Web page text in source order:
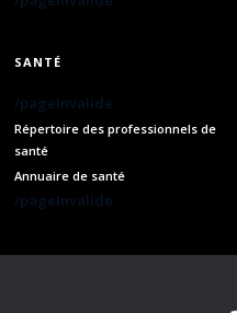
SANTÉ
/pageInvalide
Répertoire des professionnels de
santé
Annuaire de santé
/pageInvalide